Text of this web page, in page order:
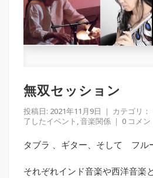
無双セッション
投稿日: 2021年11月9日 ｜ カテゴリ：
了したイベント ,音楽関係 ｜ 0 コメン
タブラ 、ギター、そして フル
それぞれインド音楽や西洋音楽